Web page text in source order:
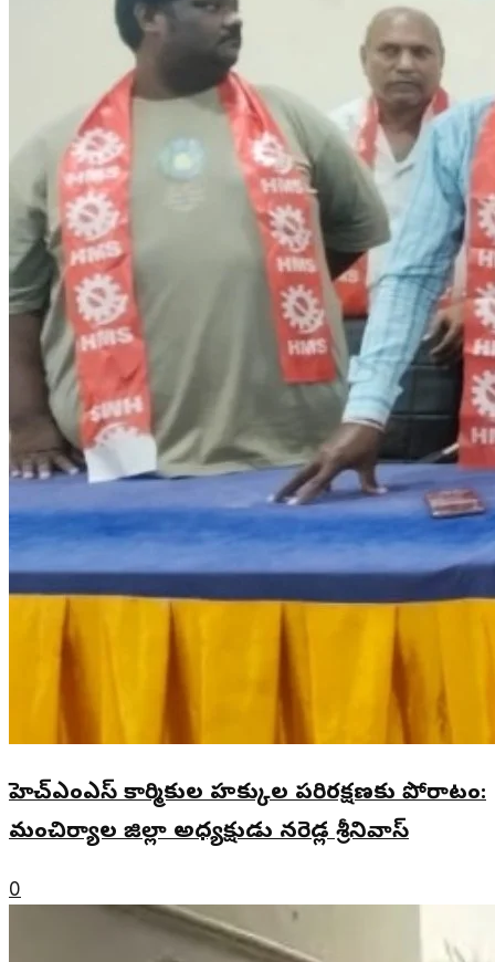
హెచ్ఎంఎస్ కార్మికుల హక్కుల పరిరక్షణకు పోరాటం:
మంచిర్యాల జిల్లా అధ్యక్షుడు నరెడ్ల శ్రీనివాస్
0